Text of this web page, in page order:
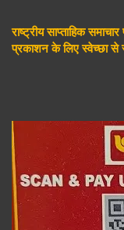
राष्ट्रीय साप्ताहिक
प्रकाशन के लिए स्वेच्छा से